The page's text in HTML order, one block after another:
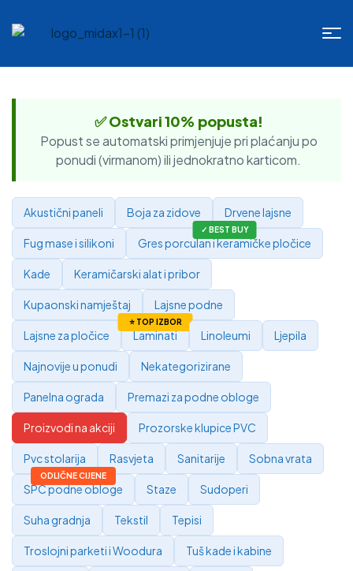
✅ Ostvari 10% popusta!
Popust se automatski primjenjuje pri plaćanju po
ponudi (virmanom) ili jednokratno karticom.
Akustični paneli Boja za zidove Drvene lajsne
Fug mase i silikoni Gres porculan i keramičke pločice
Kade Keramičarski alat i pribor
Kupaonski namještaj Lajsne podne
Lajsne za pločice Laminati Linoleumi Ljepila
Najnovije u ponudi Nekategorizirane
Panelna ograda Premazi za podne obloge
Proizvodi na akciji Prozorske klupice PVC
Pvc stolarija Rasvjeta Sanitarije Sobna vrata
SPC podne obloge Staze Sudoperi
Suha gradnja Tekstil Tepisi
Troslojni parketi i Woodura Tuš kade i kabine